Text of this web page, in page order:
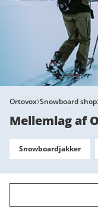
Ortovox Snowboard shop
Mellemlag af
Snowboardjakker